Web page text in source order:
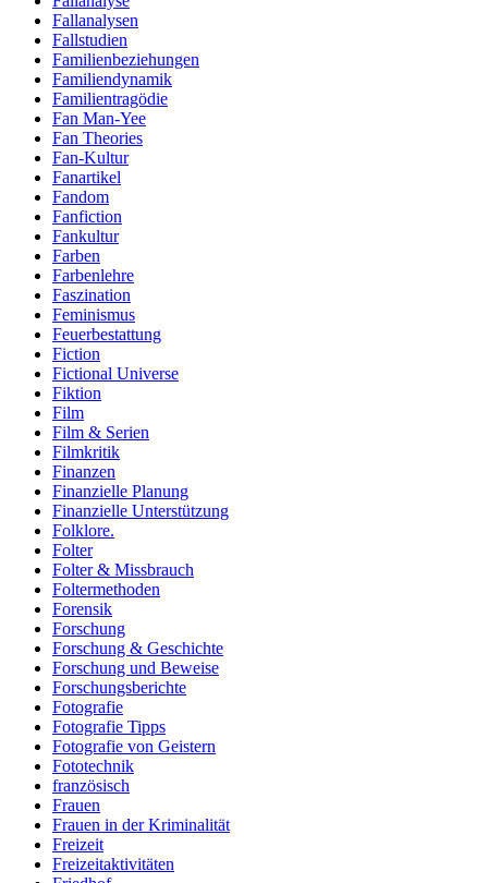
Fallanalysen
Fallstudien
Familienbeziehungen
Familiendynamik
Familientragödie
Fan Man-Yee
Fan Theories
Fan-Kultur
Fanartikel
Fandom
Fanfiction
Fankultur
Farben
Farbenlehre
Faszination
Feminismus
Feuerbestattung
Fiction
Fictional Universe
Fiktion
Film
Film & Serien
Filmkritik
Finanzen
Finanzielle Planung
Finanzielle Unterstützung
Folklore.
Folter
Folter & Missbrauch
Foltermethoden
Forensik
Forschung
Forschung & Geschichte
Forschung und Beweise
Forschungsberichte
Fotografie
Fotografie Tipps
Fotografie von Geistern
Fototechnik
französisch
Frauen
Frauen in der Kriminalität
Freizeit
Freizeitaktivitäten